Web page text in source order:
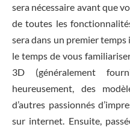
sera nécessaire avant que
de toutes les
sera dans un premier
le temps de vous
3D (généralement
heureusement, des
d’autres passionnés
sur internet. Ensuite,